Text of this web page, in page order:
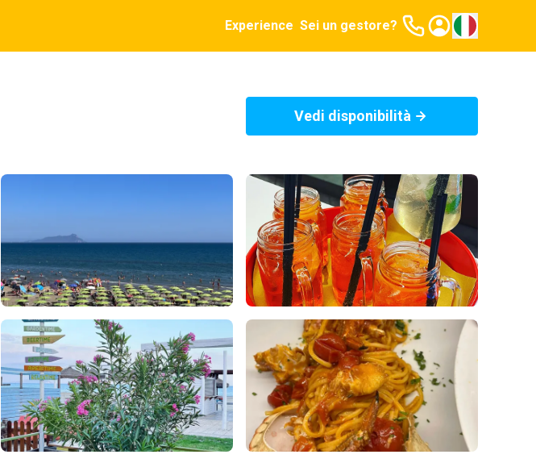
Experience Sei un gestore?
Vedi disponibilità